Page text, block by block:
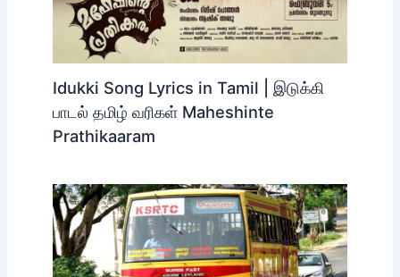
Idukki Song Lyrics in Tamil | இடுக்கி
பாடல் தமிழ் வரிகள் Maheshinte
Prathikaaram